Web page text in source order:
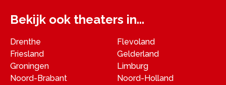
Bekijk ook theaters in...
Drenthe
Flevoland
Friesland
Gelderland
Groningen
Limburg
Noord-Brabant
Noord-Holland